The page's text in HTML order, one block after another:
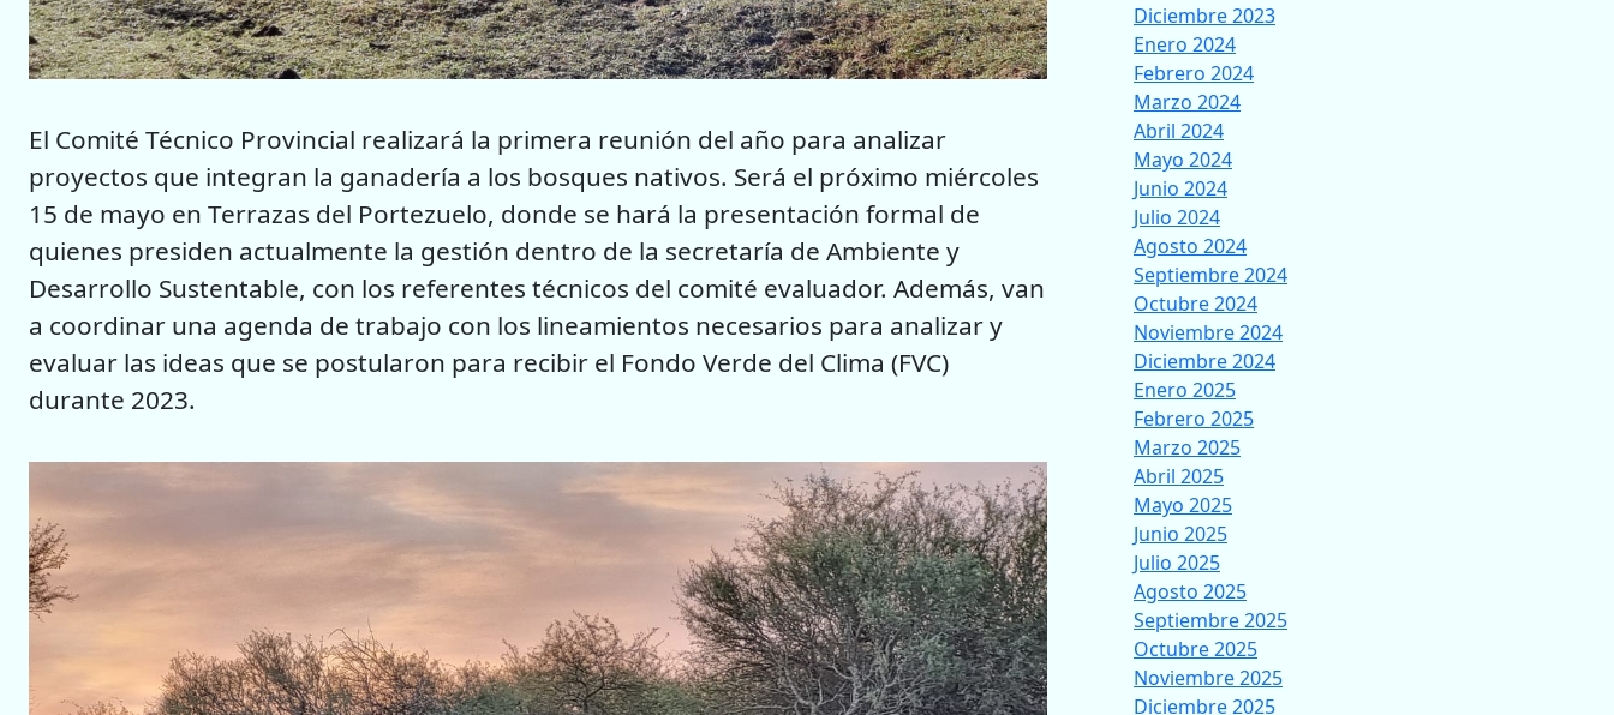
El Comité Técnico Provincial realizará la primera reunión del año para analizar
proyectos que integran la ganadería a los bosques nativos. Será el próximo miércoles
15 de mayo en Terrazas del Portezuelo, donde se hará la presentación formal de
quienes presiden actualmente la gestión dentro de la secretaría de Ambiente y
Desarrollo Sustentable, con los referentes técnicos del comité evaluador. Además, van
a coordinar una agenda de trabajo con los lineamientos necesarios para analizar y
evaluar las ideas que se postularon para recibir el Fondo Verde del Clima (FVC)
durante 2023.
Diciembre 2023
Enero 2024
Febrero 2024
Marzo 2024
Abril 2024
Mayo 2024
Junio 2024
Julio 2024
Agosto 2024
Septiembre 2024
Octubre 2024
Noviembre 2024
Diciembre 2024
Enero 2025
Febrero 2025
Marzo 2025
Abril 2025
Mayo 2025
Junio 2025
Julio 2025
Agosto 2025
Septiembre 2025
Octubre 2025
Noviembre 2025
Diciembre 2025